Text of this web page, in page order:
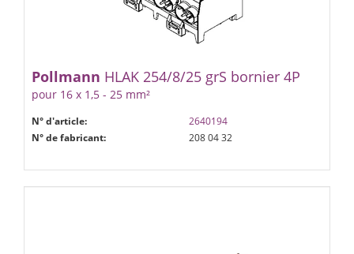
Pollmann HLAK 25­4/8/25 gr­S bornier 4P
pour 16 x 1,5 - 25 mm²
N° d'article:
2640194
N° de fabricant:
208 04 32